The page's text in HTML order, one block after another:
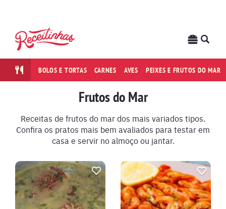
BOLOS E TORTAS CARNES AVES PEIXES E FRUTOS DO MAR
Frutos do Mar
Receitas de frutos do mar dos mais variados tipos.
Confira os pratos mais bem avaliados para testar em
casa e servir no almoço ou jantar.